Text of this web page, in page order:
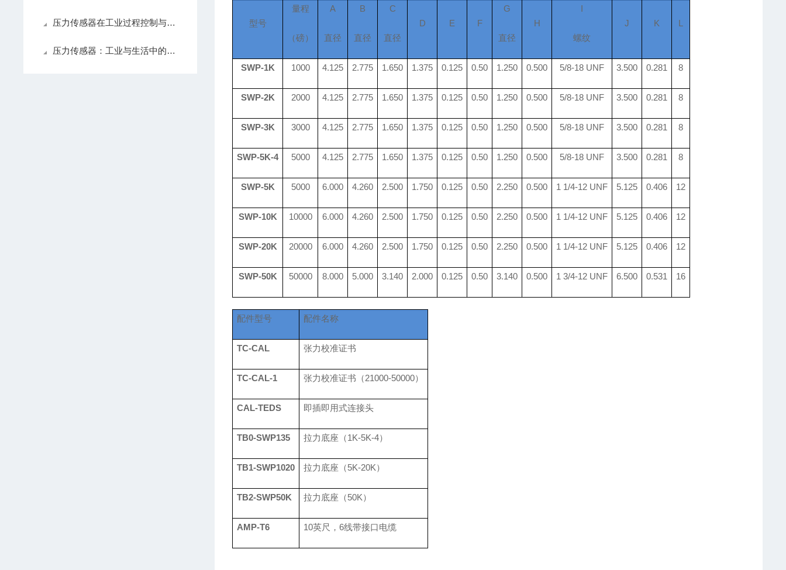
型号
量程
（磅）
A
直径
B
直径
C
直径
D E F
G
直径
H
I
螺纹
J K L
SWP-1K 1000 4.125 2.775 1.650 1.375 0.125 0.50 1.250 0.500 5/8-18 UNF 3.500 0.281 8
SWP-2K 2000 4.125 2.775 1.650 1.375 0.125 0.50 1.250 0.500 5/8-18 UNF 3.500 0.281 8
SWP-3K 3000 4.125 2.775 1.650 1.375 0.125 0.50 1.250 0.500 5/8-18 UNF 3.500 0.281 8
SWP-5K-4 5000 4.125 2.775 1.650 1.375 0.125 0.50 1.250 0.500 5/8-18 UNF 3.500 0.281 8
SWP-5K 5000 6.000 4.260 2.500 1.750 0.125 0.50 2.250 0.500 1 1/4-12 UNF 5.125 0.406 12
SWP-10K 10000 6.000 4.260 2.500 1.750 0.125 0.50 2.250 0.500 1 1/4-12 UNF 5.125 0.406 12
SWP-20K 20000 6.000 4.260 2.500 1.750 0.125 0.50 2.250 0.500 1 1/4-12 UNF 5.125 0.406 12
SWP-50K 50000 8.000 5.000 3.140 2.000 0.125 0.50 3.140 0.500 1 3/4-12 UNF 6.500 0.531 16
配件型号 配件名称
TC-CAL 张力校准证书
TC-CAL-1 张力校准证书（21000-50000）
CAL-TEDS 即插即用式连接头
TB0-SWP135 拉力底座（1K-5K-4）
TB1-SWP1020 拉力底座（5K-20K）
TB2-SWP50K 拉力底座（50K）
AMP-T6 10英尺，6线带接口电缆
压力传感器在工业过程控制与测量中的技术原理
压力传感器：工业与生活中的感知精灵